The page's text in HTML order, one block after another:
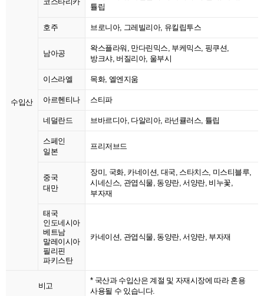
수입산
튤립
호주 브로니아, 그레빌리아, 유킬립투스
남아공
왁스플라워, 만다린믹스, 부케믹스, 핑쿠션,
방크샤, 버질리아, 울부시
이스라엘 목화, 엘엔지움
아르헨티나 스티파
네덜란드 브바르디아, 다알리아, 라넌큘러스, 튤립
스페인
일본
프리저브드
중국
대만
장미, 국화, 카네이션, 대국, 스타치스, 미스티블루,
시네신스, 관엽식물, 동양란, 서양란, 비누꽃,
부자재
태국
인도네시아
베트남
말레이시아
필리핀
파키스탄
카네이션, 관엽식물, 동양란, 서양란, 부자재
비고
* 국산과 수입산은 계절 및 자재시장에 따라 혼용
사용될 수 있습니다.